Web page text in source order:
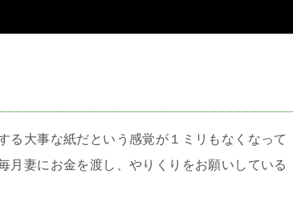
る大事な紙だという感覚が１ミリもなくなって
月妻にお金を渡し、やりくりをお願いしている